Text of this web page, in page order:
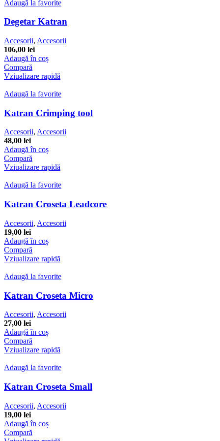
Opțiunile
fi
alese
Adaugă la favorite
Degetar Katran
Accesorii, Accesorii
106,00 lei
Adaugă în coș
Compară
Vziualizare rapidă
Adaugă la favorite
Katran Crimping tool
Accesorii, Accesorii
48,00 lei
Adaugă în coș
Compară
Vziualizare rapidă
Adaugă la favorite
Katran Croseta Leadcore
Accesorii, Accesorii
19,00 lei
Adaugă în coș
Compară
Vziualizare rapidă
Adaugă la favorite
Katran Croseta Micro
Accesorii, Accesorii
27,00 lei
Adaugă în coș
Compară
Vziualizare rapidă
Adaugă la favorite
Katran Croseta Small
Accesorii, Accesorii
19,00 lei
Adaugă în coș
Compară